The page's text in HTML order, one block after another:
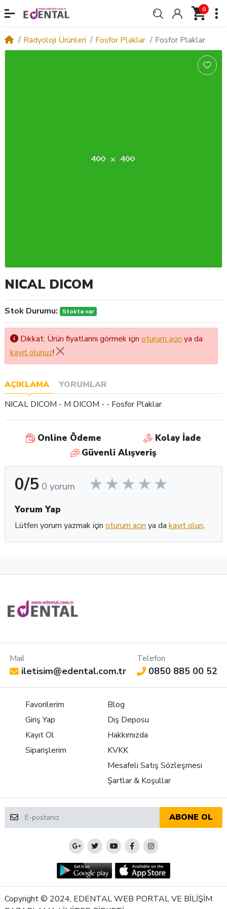
0
Radyoloji Ürünleri Fosfor Plaklar Fosfor Plaklar
NICAL DICOM
Stok Durumu: Stokta var
Dikkat: Ürün fiyatlarını görmek için oturum açın ya da
kayıt olunuz!
AÇIKLAMA
YORUMLAR
NICAL DICOM - M DICOM - - Fosfor Plaklar
Online Ödeme
Kolay İade
Güvenli Alışveriş
0/5 0 yorum
Yorum Yap
Lütfen yorum yazmak içinoturum açınya dakayıt olun.
Mail
iletisim@edental.com.tr
Telefon
0850 885 00 52
Favorilerim
Giriş Yap
Kayıt Ol
Siparişlerim
Blog
Diş Deposu
Hakkımızda
KVKK
Mesafeli Satış Sözleşmesi
Şartlar & Koşullar
ABONE OL
Copyright © 2024, EDENTAL WEB PORTAL VE BİLİŞİM